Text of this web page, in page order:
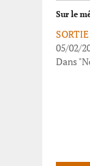
Sur le
05/02/
Dans